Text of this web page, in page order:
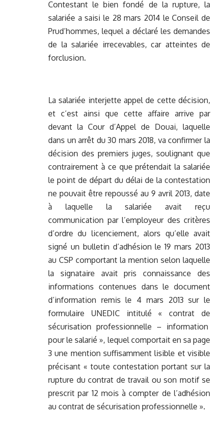
Contestant le bien fondé de la rupture, la
salariée a saisi le 28 mars 2014 le Conseil de
Prud’hommes, lequel a déclaré les demandes
de la salariée irrecevables, car atteintes de
forclusion.
La salariée interjette appel de cette décision,
et c’est ainsi que cette affaire arrive par
devant la Cour d’Appel de Douai, laquelle
dans un arrêt du 30 mars 2018, va confirmer la
décision des premiers juges, soulignant que
contrairement à ce que prétendait la salariée
le point de départ du délai de la contestation
ne pouvait être repoussé au 9 avril 2013, date
à laquelle la salariée avait reçu
communication par l’employeur des critères
d’ordre du licenciement, alors qu’elle avait
signé un bulletin d’adhésion le 19 mars 2013
au CSP comportant la mention selon laquelle
la signataire avait pris connaissance des
informations contenues dans le document
d’information remis le 4 mars 2013 sur le
formulaire UNEDIC intitulé « contrat de
sécurisation professionnelle – information
pour le salarié », lequel comportait en sa page
3 une mention suffisamment lisible et visible
précisant « toute contestation portant sur la
rupture du contrat de travail ou son motif se
prescrit par 12 mois à compter de l’adhésion
au contrat de sécurisation professionnelle ».